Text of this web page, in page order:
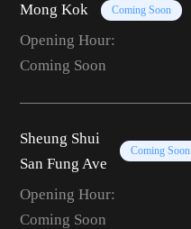
Mong Kok Coming Soon
Opening Hour:
Coming Soon
Sheung Shui
San Fung Ave
Coming Soon
Opening Hour:
Coming Soon